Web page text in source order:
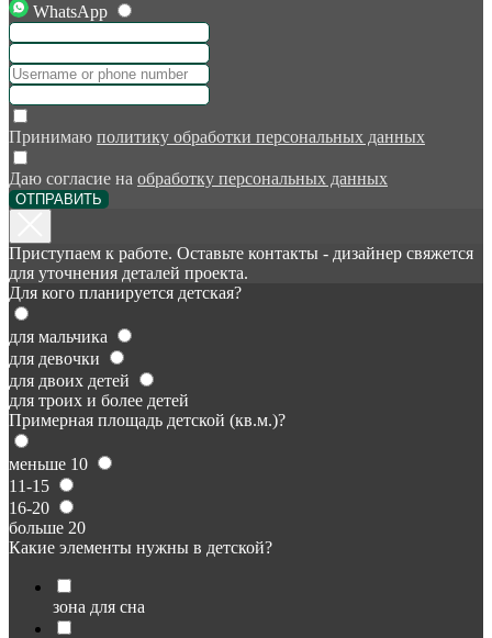
WhatsApp
Принимаю политику обработки персональных данных
Даю согласие на обработку персональных данных
ОТПРАВИТЬ
Приступаем к работе. Оставьте контакты - дизайнер свяжется
для уточнения деталей проекта.
Для кого планируется детская?
для мальчика
для девочки
для двоих детей
для троих и более детей
Примерная площадь детской (кв.м.)?
меньше 10
11-15
16-20
больше 20
Какие элементы нужны в детской?
зона для сна